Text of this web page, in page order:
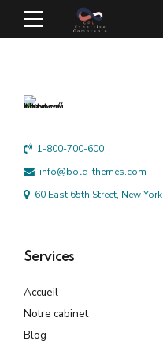
1-800-700-600
info@bold-themes.com
60 East 65th Street, New York
Services
Accueil
Notre cabinet
Blog